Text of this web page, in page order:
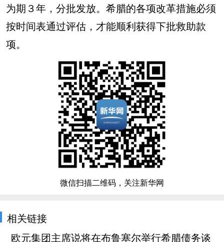
为期３年，分批发放。希腊的各项改革措施必须
按时间表通过评估，才能顺利获得下批救助款
项。
微信扫描二维码，关注新华网
相关链接
欧元集团主席说将在布鲁塞尔举行希腊债务谈